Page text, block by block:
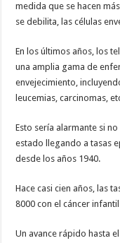
medida que se hacen
se debilita, las células
En los últimos años, los
una amplia gama de
envejecimiento,
leucemias, carcinomas,
Esto sería alarmante si
estado llegando a tasas
desde los años 1940.
Hace casi cien años, las
8000 con el cáncer
Un avance rápido hasta